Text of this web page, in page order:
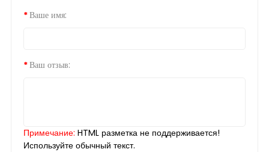
Ваше имя:
Ваш отзыв:
Примечание: HTML разметка не поддерживается!
Используйте обычный текст.